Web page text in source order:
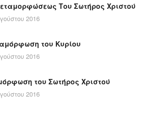
Του Σωτήρος Χριστού
2016
του Κυρίου
2016
του Σωτήρος Χριστού
2016